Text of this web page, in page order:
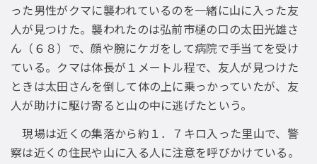
った男性がクマに襲われているのを一緒に山に入った友
人が見つけた。襲われたのは弘前市樋の口の太田光雄さ
ん（６８）で、顔や腕にケガをして病院で手当てを受け
ている。クマは体長が１メートル程で、友人が見つけた
ときは太田さんを倒して体の上に乗っかっていたが、友
人が助けに駆け寄ると山の中に逃げたという。
現場は近くの集落から約１．７キロ入った里山で、警
察は近くの住民や山に入る人に注意を呼びかけている。